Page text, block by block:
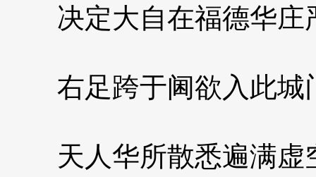
决定大自在福德华庄
右足跨于阃欲入此城
天人华所散悉遍满虚